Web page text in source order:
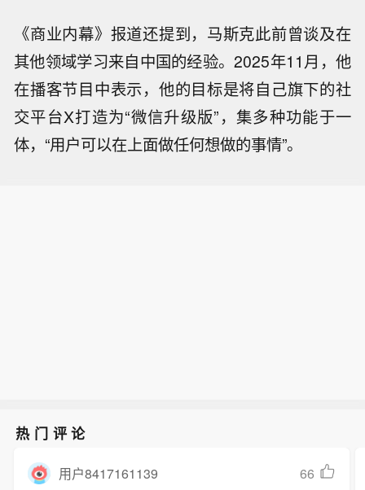
《商业内幕》报道还提到，马斯克此前曾谈及在
其他领域学习来自中国的经验。2025年11月，他
在播客节目中表示，他的目标是将自己旗下的社
交平台X打造为“微信升级版”，集多种功能于一
体，“用户可以在上面做任何想做的事情”。
热门评论
用户8417161139 66